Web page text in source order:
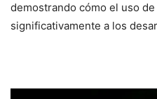
demostrando cómo el uso
significativamente a los